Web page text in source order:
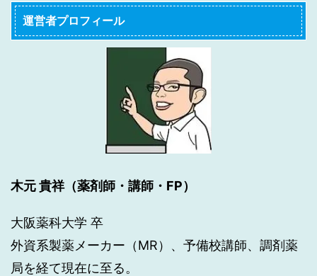
運営者プロフィール
木元 貴祥（薬剤師・講師・FP）
大阪薬科大学 卒
外資系製薬メーカー（MR）、予備校講師、調剤薬
局を経て現在に至る。